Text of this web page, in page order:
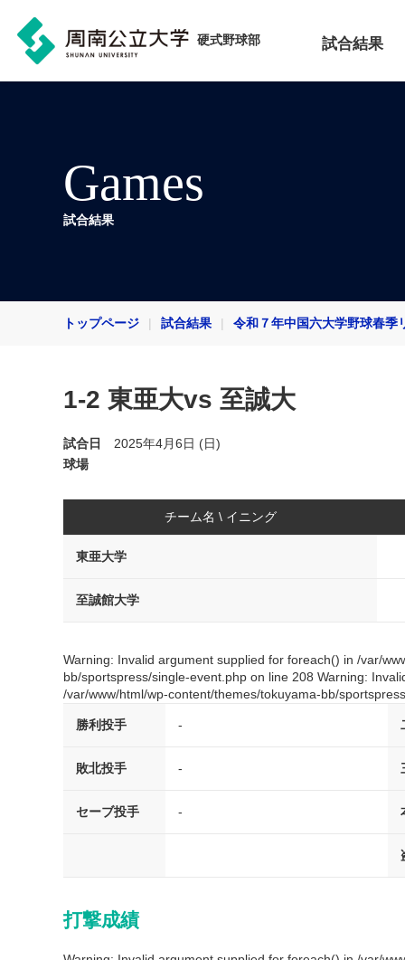
硬式野球部 試合結果
Games
試合結果
トップページ 試合結果 令和７年中国六大学野球春季
1-2 東亜大vs 至誠大
試合日
2025年4月6日 (日)
球場
チーム名 \ イニング
東亜大学
至誠館大学
Warning: Invalid argument supplied for foreach() in /var/
bb/sportspress/single-event.php on line 208 Warning:
/var/www/html/wp-content/themes/tokuyama-bb/
勝利投手 -
敗北投手 -
セーブ投手 -
打撃成績